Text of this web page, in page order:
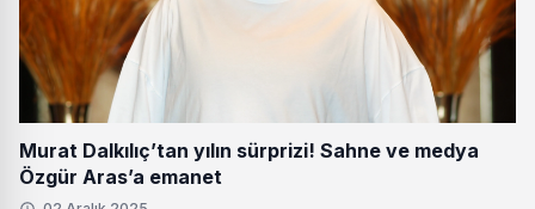
Murat Dalkılıç’tan yılın sürprizi! Sahne ve medya
Özgür Aras’a emanet